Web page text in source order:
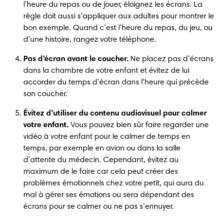
l’heure du repas ou de jouer, éloignez les écrans. La
règle doit aussi s’appliquer aux adultes pour montrer le
bon exemple. Quand c’est l’heure du repas, du jeu, ou
d’une histoire, rangez votre téléphone.
Pas d’écran avant le coucher. Ne placez pas d’écrans
dans la chambre de votre enfant et évitez de lui
accorder du temps d’écran dans l’heure qui précède
son coucher.
Évitez d’utiliser du contenu audiovisuel pour calmer
votre enfant. Vous pouvez bien sûr faire regarder une
vidéo à votre enfant pour le calmer de temps en
temps, par exemple en avion ou dans la salle
d’attente du médecin. Cependant, évitez au
maximum de le faire car cela peut créer des
problèmes émotionnels chez votre petit, qui aura du
mal à gérer ses émotions ou sera dépendant des
écrans pour se calmer ou ne pas s’ennuyer.